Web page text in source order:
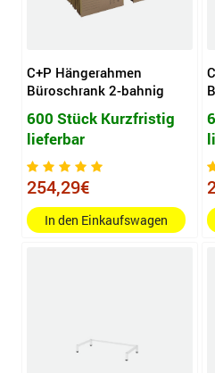
C+P Hängerahmen
Büroschrank 2-bahnig
600 Stück Kurzfristig
lieferbar
254,29€
In den Einkaufswagen